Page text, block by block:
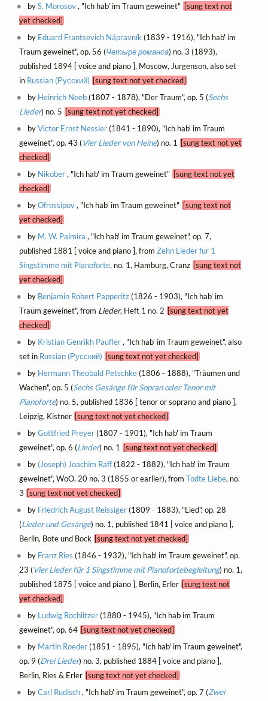
byS. Morosov, "Ich hab' im Traum geweinet" [sung text not
yet checked]
by Eduard Frantsevich Nápravník (1839 - 1916), "Ich hab' im
Traum geweinet", op. 56 (Четыре романса) no. 3 (1893),
published 1894 [ voice and piano ], Moscow, Jurgenson, also set
in Russian (Русский) [sung text not yet checked]
by Heinrich Neeb(1807 - 1878), "Der Traum", op. 5 (Sechs
Lieder) no. 5 [sung text not yet checked]
byVictor Ernst Nessler(1841 - 1890), "Ich hab' im Traum
geweinet", op. 43 (Vier Lieder von Heine) no. 1
[sung text not yet
checked]
by Nikober, "Ich hab' im Traum geweinet" [sung text not yet
checked]
byOfrossipov, "Ich hab' im Traum geweinet" [sung text not
yet checked]
by M. W. Palmira , "Ich hab' im Traum geweinet", op. 7,
published 1881 [ voice and piano ], from Zehn Lieder für 1
Singstimme mit Pianoforte, no. 1, Hamburg, Cranz [sung text not
yet checked]
by Benjamin Robert Papperitz(1826 - 1903), "Ich hab' im
Traum geweinet", from Lieder, Heft 1 no. 2 [sung text not yet
checked]
by Kristian Genrikh Paufler, "Ich hab' im Traum geweinet", also
set in Russian (Русский) [sung text not yet checked]
by Hermann Theobald Petschke(1806 - 1888), "Träumen und
Wachen", op. 5 (Sechs Gesänge für Sopran oder Tenor mit
Pianoforte) no. 5, published 1836 [ tenor or soprano and piano ],
Leipzig, Kistner [sung text not yet checked]
byGottfried Preyer(1807 - 1901), "Ich hab' im Traum
geweinet", op. 6 (Lieder) no. 1
[sung text not yet checked]
by (Joseph) Joachim Raff(1822 - 1882), "Ich hab' im Traum
geweinet", WoO. 20 no. 3 (1855 or earlier), from Todte Liebe, no.
3 [sung text not yet checked]
by Friedrich August Reissiger(1809 - 1883), "Lied", op. 28
(Lieder und Gesänge) no. 1, published 1841 [ voice and piano ],
Berlin, Bote und Bock [sung text not yet checked]
by Franz Ries (1846 - 1932), "Ich hab' im Traum geweinet", op.
23 (Vier Lieder für 1 Singstimme mit Pianofortebegleitung) no. 1,
published 1875 [ voice and piano ], Berlin, Erler [sung text not
yet checked]
by Ludwig Rochlitzer(1880 - 1945), "Ich hab im Traum
geweinet", op. 64 [sung text not yet checked]
by Martin Roeder(1851 - 1895), "Ich hab' im Traum geweinet",
op. 9 (Drei Lieder) no. 3, published 1884 [ voice and piano ],
Berlin, Ries & Erler [sung text not yet checked]
byCarl Rudisch, "Ich hab' im Traum geweinet", op. 7 (Zwei